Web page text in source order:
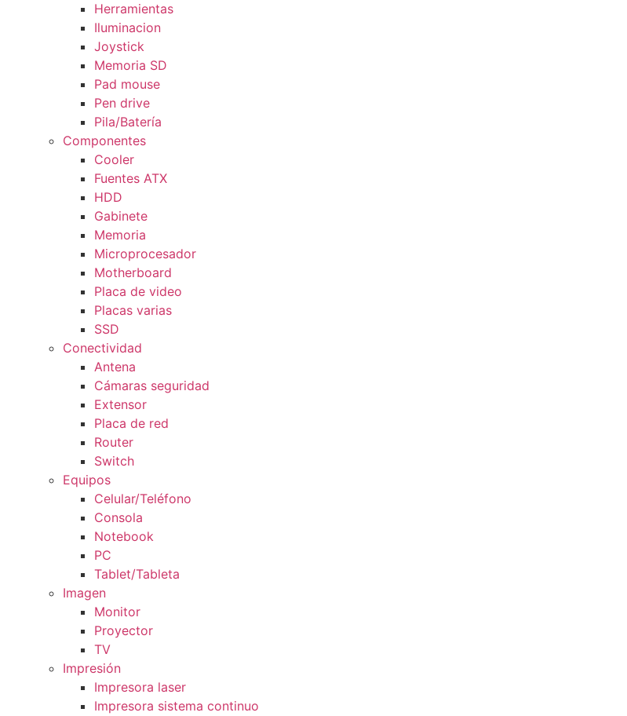
Herramientas
Iluminacion
Joystick
Memoria SD
Pad mouse
Pen drive
Pila/Batería
Componentes
Cooler
Fuentes ATX
HDD
Gabinete
Memoria
Microprocesador
Motherboard
Placa de video
Placas varias
SSD
Conectividad
Antena
Cámaras seguridad
Extensor
Placa de red
Router
Switch
Equipos
Celular/Teléfono
Consola
Notebook
PC
Tablet/Tableta
Imagen
Monitor
Proyector
TV
Impresión
Impresora laser
Impresora sistema continuo